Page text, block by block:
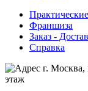
Франшиза
Заказ -
Справка
г. Москва,
этаж